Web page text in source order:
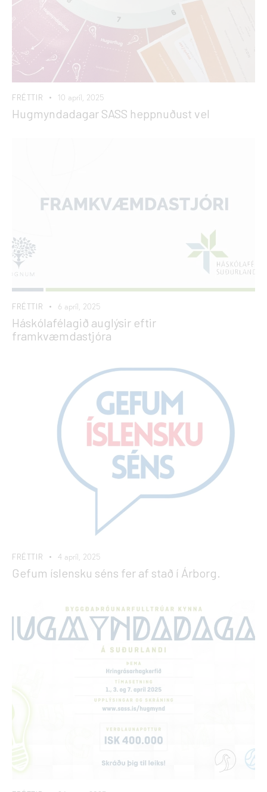
FRÉTTIR 10 apríl, 2025
Hugmyndadagar SASS heppnuðust vel
FRÉTTIR 6 apríl, 2025
Háskólafélagið auglýsir eftir
framkvæmdastjóra
FRÉTTIR 4 apríl, 2025
Gefum íslensku séns fer af stað í Árborg.